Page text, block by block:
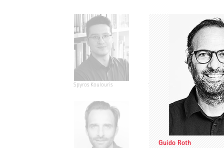
Spyros Koulouris Sandra Niebling
Guido Roth